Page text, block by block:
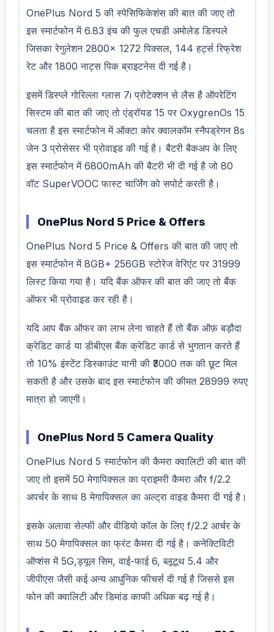
OnePlus Nord 5 की स्पेसिफिकेशंस की बात की जाए तो
इस स्मार्टफोन में 6.83 इंच की फुल एचडी अमोलेड डिस्पले
जिसका रेगुलेशन 2800× 1272 पिक्सल, 144 हर्ट्स रिफ्रेश
रेट और 1800 नाट्स पिक ब्राइटनेस दी गई है।
इसमें डिस्प्ले गोरिल्ला ग्लास 7i प्रोटेक्शन से लैस है ऑपरेटिंग
सिस्टम की बात की जाए तो एंड्रॉयड 15 पर OxygrenOs 15
चलता है इस स्मार्टफोन में ऑक्टा कोर क्वालकॉम स्नैपड्रेगन 8s
जेन 3 प्रोसेसर भी प्रोवाइड की गई है। बैटरी बैकअप के लिए
इस स्मार्टफोन में 6800mAh की बैटरी भी दी गई है जो 80
वॉट SuperVOOC फास्ट चार्जिंग को सपोर्ट करती है।
OnePlus Nord 5 Price & Offers
OnePlus Nord 5 Price & Offers की बात की जाए तो
इस स्मार्टफोन में 8GB+ 256GB स्टोरेज वेरिएंट पर 31999
लिस्ट किया गया है। यदि बैंक ऑफर की बात की जाए तो बैंक
ऑफर भी प्रोवाइड कर रही है।
यदि आप बैंक ऑफर का लाभ लेना चाहते हैं तो बैंक ऑफ़ बड़ौदा
क्रेडिट कार्ड या डीबीएस बैंक क्रेडिट कार्ड से भुगतान करते हैं
तो 10% इंस्टेंट डिस्काउंट यानी की ₹3000 तक की छूट मिल
सकती है और उसके बाद इस स्मार्टफोन की कीमत 28999 रुपए
मात्रा हो जाएगी।
OnePlus Nord 5 Camera Quality
OnePlus Nord 5 स्मार्टफोन की कैमरा क्वालिटी की बात की
जाए तो इसमें 50 मेगापिक्सल का प्राइमरी कैमरा और f/2.2
अपर्चर के साथ 8 मेगापिक्सल का अल्ट्रा वाइड कैमरा दी गई है।
इसके अलावा सेल्फी और वीडियो कॉल के लिए f/2.2 आर्चर के
साथ 50 मेगापिक्सल का फ्रंट कैमरा दी गई है। कनेक्टिविटी
ऑप्शंस में 5G,ड्यूल सिम, वाई-फाई 6, ब्लूटूथ 5.4 और
जीपीएस जैसी कई अन्य आधुनिक फीचर्स दी गई है जिससे इस
फोन की क्वालिटी और डिमांड काफी अधिक बढ़ गई है।